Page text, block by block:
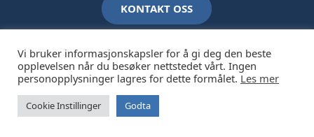
KONTAKT OSS
2026 Vartdal Plastindustri AS /
Vi bruker informasjonskapsler for å gi deg den beste
opplevelsen når du besøker nettstedet vårt. Ingen
personopplysninger lagres for dette formålet. Les mer
Cookie Instillinger Godta